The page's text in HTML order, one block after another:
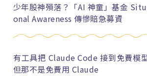
少年股神殞落？「AI 神童」基金
onal Awareness 傳慘賠急募資
有工具把 Claude Code 接到免費模
但那不是免費用 Claude